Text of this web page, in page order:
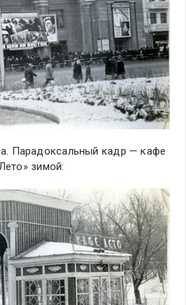
Парадоксальный кадр — кафе
зимой: